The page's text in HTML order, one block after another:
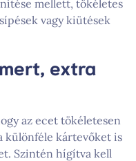
mellett, tökéletes
vagy kiütések
extra
az ecet tökéletesen
különféle kártevőket is
Szintén hígítva kell